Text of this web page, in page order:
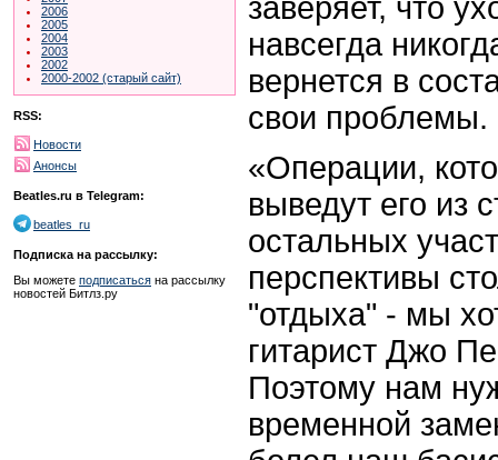
2006
2005
2004
2003
2002
2000-2002 (старый сайт)
RSS:
Новости
Анонсы
Beatles.ru в Telegram:
beatles_ru
Подписка на рассылку:
Вы можете подписаться на рассылку
новостей Битлз.ру
заверяет, что
навсегда
вернется в
свои проблемы.
«Операции,
выведут его из
остальных
перспективы
"отдыха" - мы
гитарист Джо
Поэтому нам
временной